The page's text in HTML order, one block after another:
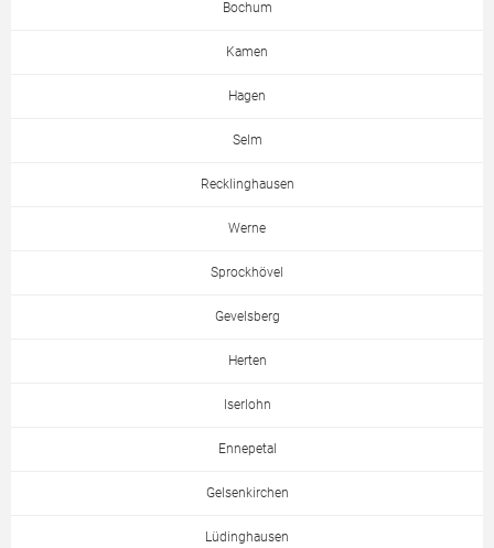
Bochum
Kamen
Hagen
Selm
Recklinghausen
Werne
Sprockhövel
Gevelsberg
Herten
Iserlohn
Ennepetal
Gelsenkirchen
Lüdinghausen